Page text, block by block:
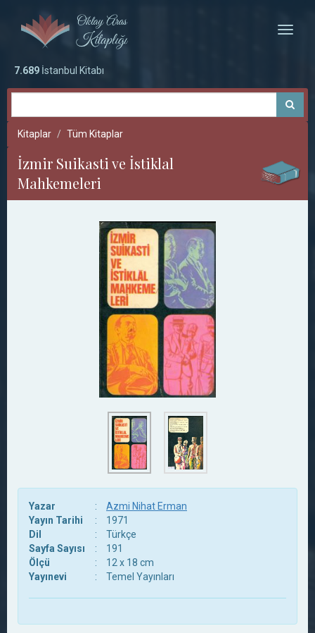
Toggle
7.689 İstanbul Kitabı
Kitaplar Tüm Kitaplar
İzmir Suikasti ve İstiklal
Mahkemeleri
Yazar :
Azmi Nihat Erman
Yayın Tarihi
:
1971
Dil
:
Türkçe
Sayfa Sayısı
:
191
Ölçü
:
12 x 18 cm
Yayınevi
: Temel Yayınları